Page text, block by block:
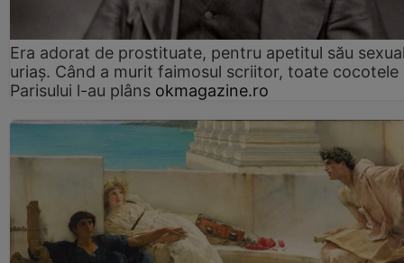
Era adorat de prostituate, pentru apetitul său
uriaș. Când a murit faimosul scriitor, toate cocotele
Parisului l-au plâns okmagazine.ro